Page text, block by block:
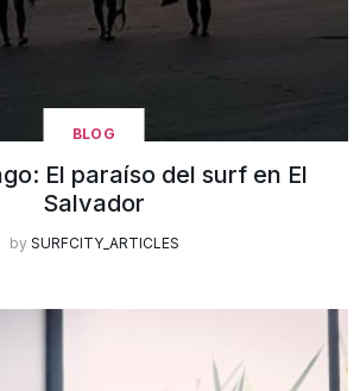
BLOG
El paraíso del surf en El
Salvador
by SURFCITY_ARTICLES